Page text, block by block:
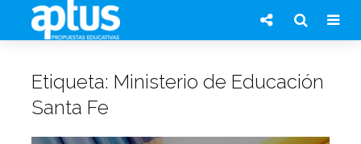
Etiqueta: Ministerio de Educación
Santa Fe